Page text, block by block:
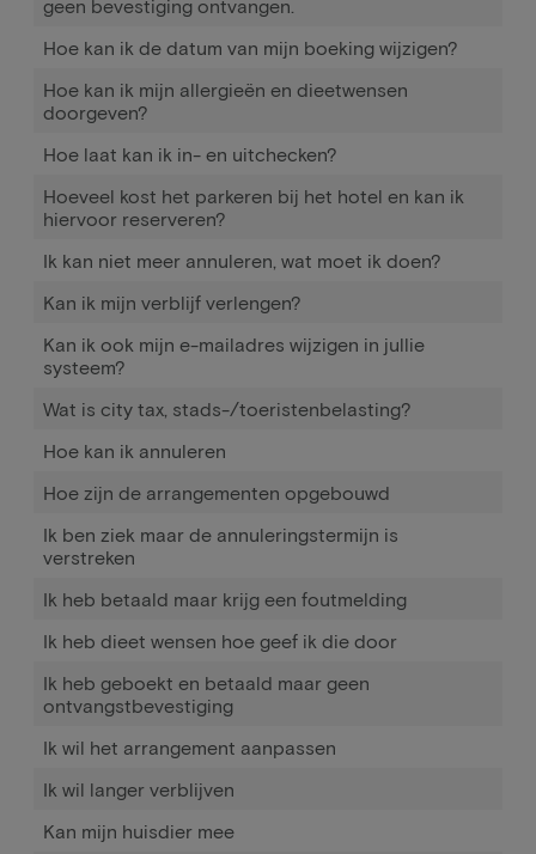
geen bevestiging ontvangen.
Hoe kan ik de datum van mijn boeking wijzigen?
Hoe kan ik mijn allergieën en dieetwensen
doorgeven?
Hoe laat kan ik in- en uitchecken?
Hoeveel kost het parkeren bij het hotel en kan ik
hiervoor reserveren?
Ik kan niet meer annuleren, wat moet ik doen?
Kan ik mijn verblijf verlengen?
Kan ik ook mijn e-mailadres wijzigen in jullie
systeem?
Wat is city tax, stads-/toeristenbelasting?
Hoe kan ik annuleren
Hoe zijn de arrangementen opgebouwd
Ik ben ziek maar de annuleringstermijn is
verstreken
Ik heb betaald maar krijg een foutmelding
Ik heb dieet wensen hoe geef ik die door
Ik heb geboekt en betaald maar geen
ontvangstbevestiging
Ik wil het arrangement aanpassen
Ik wil langer verblijven
Kan mijn huisdier mee